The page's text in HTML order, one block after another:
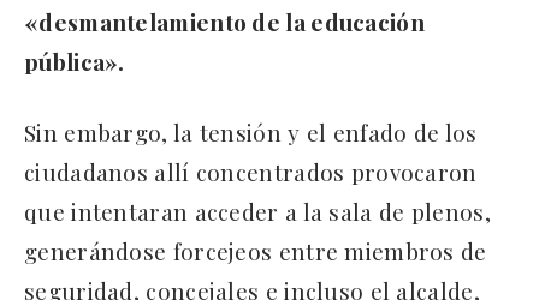
«desmantelamiento de la educación
pública».
Sin embargo, la tensión y el enfado de los
ciudadanos allí concentrados provocaron
que intentaran acceder a la sala de plenos,
generándose forcejeos entre miembros de
seguridad, concejales e incluso el alcalde,